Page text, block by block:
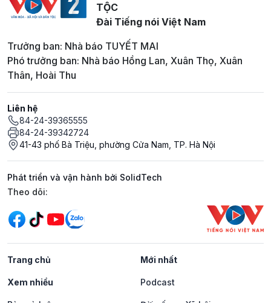
TỘC
Đài Tiếng nói Việt Nam
Trưởng ban: Nhà báo TUYẾT MAI
Phó trưởng ban: Nhà báo Hồng Lan, Xuân Thọ, Xuân
Thân, Hoài Thu
Liên hệ
84-24-39365555
84-24-39342724
41-43 phố Bà Triệu, phường Cửa Nam, TP. Hà Nội
Phát triển và vận hành bởi SolidTech
Mạng xã hội
Theo dõi:
Trang chủ Mới nhất
Xem nhiều Podcast